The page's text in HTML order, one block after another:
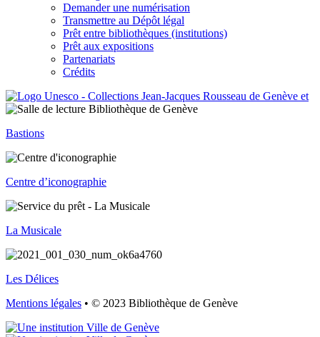
Demander une numérisation
Transmettre au Dépôt légal
Prêt entre bibliothèques (institutions)
Prêt aux expositions
Partenariats
Crédits
Bastions
Centre d’iconographie
La Musicale
Les Délices
Mentions légales • © 2023 Bibliothèque de Genève